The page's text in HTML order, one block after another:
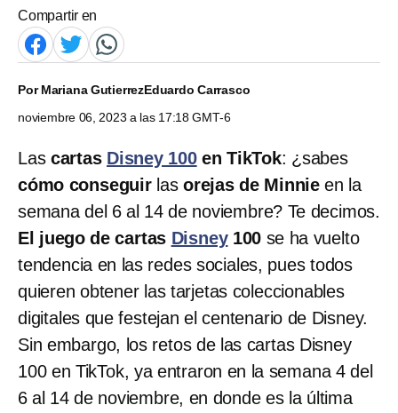
Compartir en
PorMariana GutierrezEduardo Carrasco
noviembre 06, 2023 a las 17:18 GMT-6
Las cartas Disney 100en TikTok: ¿sabes
cómo conseguirlasorejas de Minnie en la
semana del 6 al 14 de noviembre? Te decimos.
El juego de cartas Disney100 se ha vuelto
tendencia en las redes sociales, pues todos
quieren obtener las tarjetas coleccionables
digitales que festejan el centenario de Disney.
Sin embargo, los retos de las cartas Disney
100 en TikTok, ya entraron en la semana 4 del
6 al 14 de noviembre, en donde es la última